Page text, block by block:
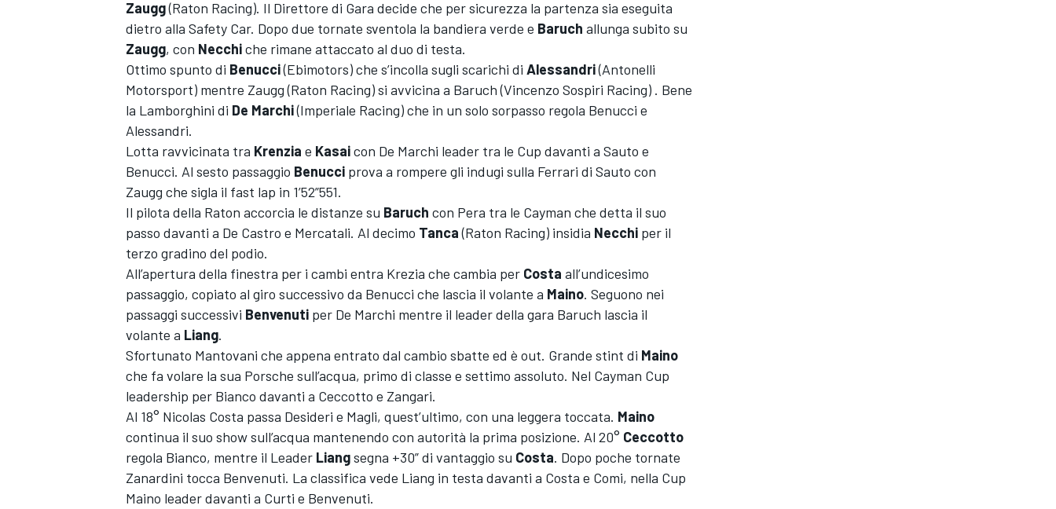
Zaugg(Raton Racing). Il Direttore di Gara decide che per sicurezza la partenza sia eseguita
dietro alla Safety Car. Dopo due tornate sventola la bandiera verde e Baruch allunga subito su
Zaugg, con Necchiche rimane attaccato al duo di testa.
Ottimo spunto di Benucci(Ebimotors) che s’incolla sugli scarichi di Alessandri(Antonelli
Motorsport) mentre Zaugg (Raton Racing) si avvicina a Baruch (Vincenzo Sospiri Racing) . Bene
la Lamborghini di De Marchi(Imperiale Racing) che in un solo sorpasso regola Benucci e
Alessandri.
Lotta ravvicinata tra Krenzia e Kasaicon De Marchi leader tra le Cup davanti a Sauto e
Benucci. Al sesto passaggio Benucci prova a rompere gli indugi sulla Ferrari di Sauto con
Zaugg che sigla il fast lap in 1’52”551.
Il pilota della Raton accorcia le distanze su Baruch con Pera tra le Cayman che detta il suo
passo davanti a De Castro e Mercatali. Al decimo Tanca(Raton Racing) insidia Necchi per il
terzo gradino del podio.
All’apertura della finestra per i cambi entra Krezia che cambia per Costa all’undicesimo
passaggio, copiato al giro successivo da Benucci che lascia il volante a Maino. Seguono nei
passaggi successivi Benvenuti per De Marchi mentre il leader della gara Baruch lascia il
volante a Liang.
Sfortunato Mantovani che appena entrato dal cambio sbatte ed è out. Grande stint di Maino
che fa volare la sua Porsche sull’acqua, primo di classe e settimo assoluto. Nel Cayman Cup
leadership per Bianco davanti a Ceccotto e Zangari.
Al 18° Nicolas Costa passa Desideri e Magli, quest’ultimo, con una leggera toccata. Maino
continua il suo show sull’acqua mantenendo con autorità la prima posizione. Al 20° Ceccotto
regola Bianco, mentre il Leader Liangsegna +30” di vantaggio su Costa. Dopo poche tornate
Zanardini tocca Benvenuti. La classifica vede Liang in testa davanti a Costa e Comi, nella Cup
Maino leader davanti a Curti e Benvenuti.